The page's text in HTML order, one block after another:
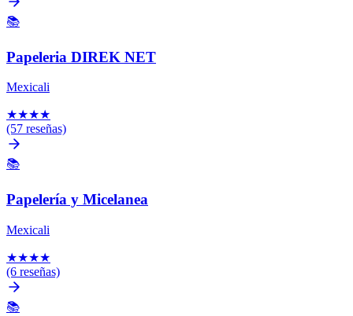
📚
Papeleria DIREK NET
Mexicali
★★★★
(57 reseñas)
📚
Papelería y Micelanea
Mexicali
★★★★
(6 reseñas)
📚